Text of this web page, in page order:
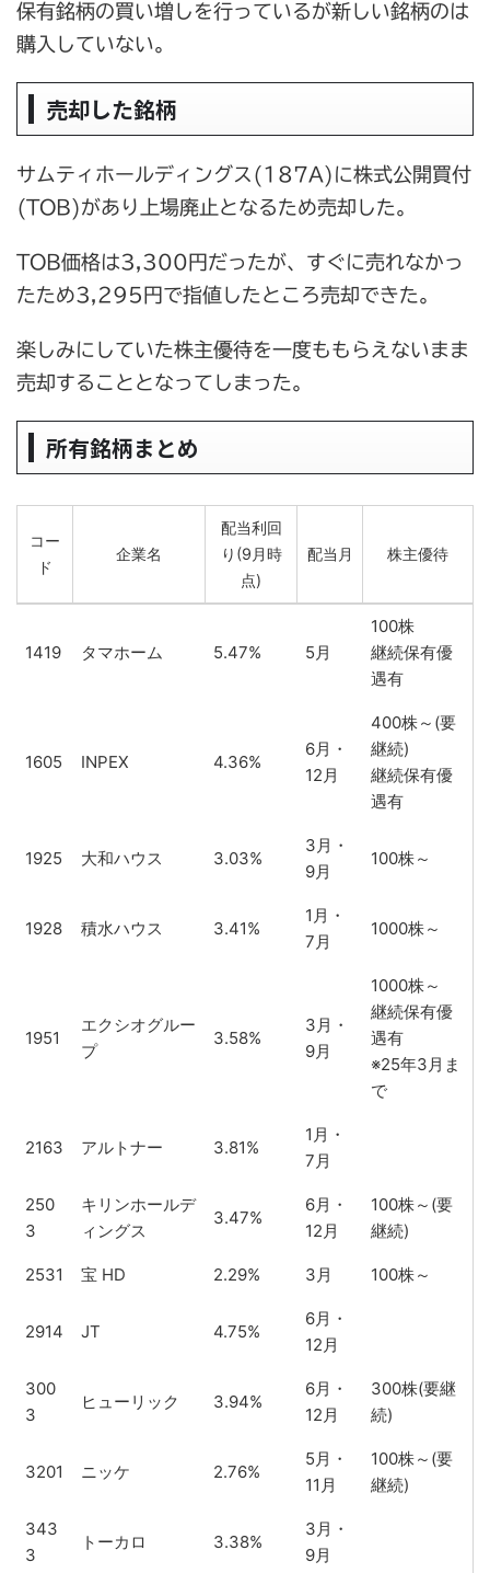
保有銘柄の買い増しを行っているが新しい銘柄のは
購入していない。
売却した銘柄
サムティホールディングス(187A)に株式公開買付
(TOB)があり上場廃止となるため売却した。
TOB価格は3,300円だったが、すぐに売れなかっ
たため3,295円で指値したところ売却できた。
楽しみにしていた株主優待を一度ももらえないまま
売却することとなってしまった。
所有銘柄まとめ
コー
ド
企業名
配当利回
り(9月時
点)
配当月 株主優待
ド
り(9月時
株主優待
1419 タマホーム 5.47% 5月
100株
継続保有優
遇有
1605 INPEX 4.36%
6月・
12月
400株～(要
継続)
継続保有優
遇有
1925 大和ハウス 3.03%
3月・
9月
100株～
1928 積水ハウス 3.41%
1月・
7月
1000株～
1951
エクシオグルー
プ
3.58%
3月・
9月
1000株～
継続保有優
遇有
※25年3月ま
で
2163 アルトナー 3.81%
1月・
7月
250
3
キリンホールデ
ィングス
3.47%
6月・
12月
100株～(要
継続)
2531 宝 HD 2.29% 3月 100株～
2914 JT 4.75%
6月・
12月
300
3
ヒューリック 3.94%
6月・
12月
300株(要継
続)
3201 ニッケ 2.76%
5月・
11月
100株～(要
継続)
343
3
トーカロ 3.38%
3月・
9月